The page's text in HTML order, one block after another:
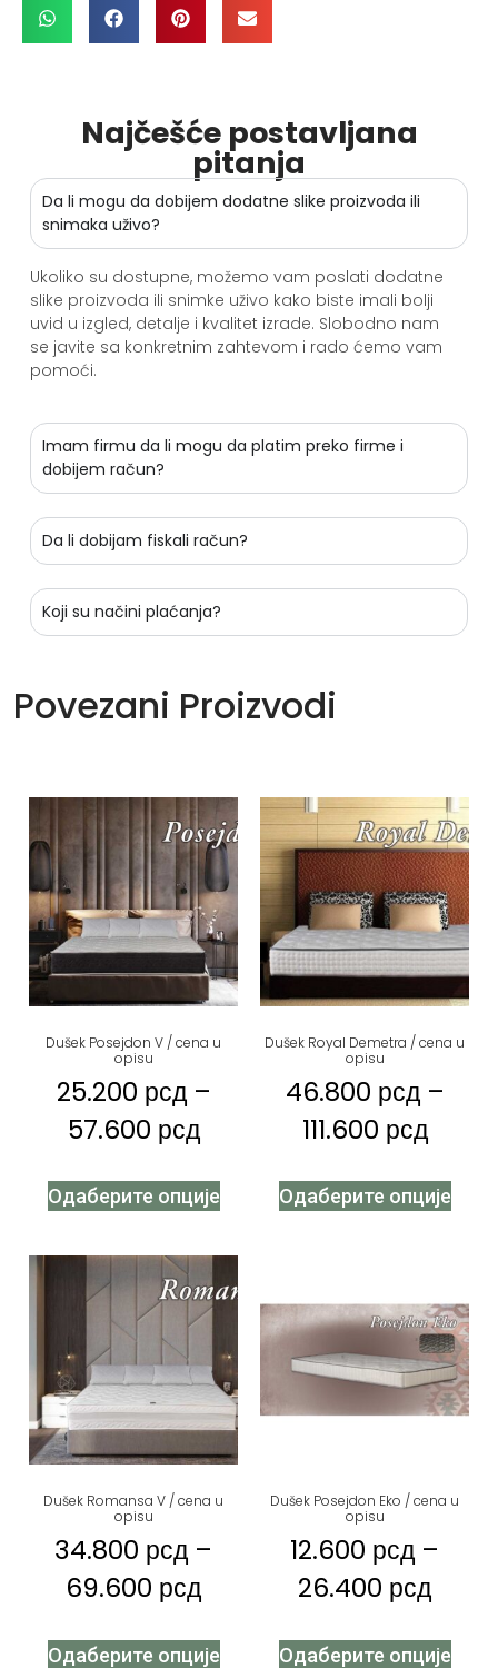
Najčešće postavljana
pitanja
Da li mogu da dobijem dodatne slike proizvoda ili
snimaka uživo?
Ukoliko su dostupne, možemo vam poslati dodatne
slike proizvoda ili snimke uživo kako biste imali bolji
uvid u izgled, detalje i kvalitet izrade. Slobodno nam
se javite sa konkretnim zahtevom i rado ćemo vam
pomoći.
Imam firmu da li mogu da platim preko firme i
dobijem račun?
Da li dobijam fiskali račun?
Koji su načini plaćanja?
Povezani Proizvodi
Dušek Posejdon V / cena u
opisu
25.200 рсд –
57.600 рсд
Одаберите опције
Dušek Royal Demetra / cena u
opisu
46.800 рсд –
111.600 рсд
Одаберите опције
Dušek Romansa V / cena u
opisu
34.800 рсд –
69.600 рсд
Одаберите опције
Dušek Posejdon Eko / cena u
opisu
12.600 рсд –
26.400 рсд
Одаберите опције